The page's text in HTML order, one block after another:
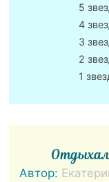
5
4
3
2
1
Автор: